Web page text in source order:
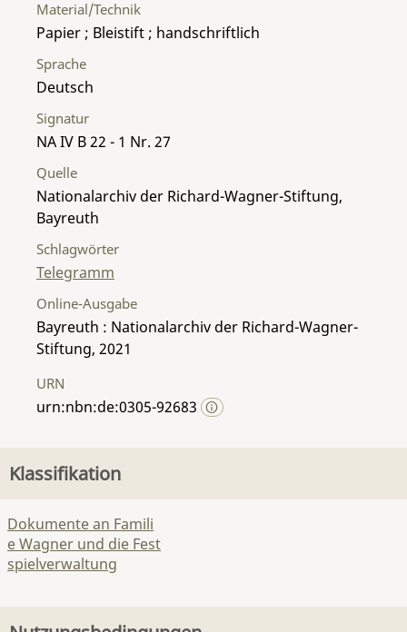
Material/Technik
Papier ; Bleistift ; handschriftlich
Sprache
Deutsch
Signatur
NA IV B 22 - 1 Nr. 27
Quelle
Nationalarchiv der Richard-Wagner-Stiftung,
Bayreuth
Schlagwörter
Telegramm
Online-Ausgabe
Bayreuth : Nationalarchiv der Richard-Wagner-
Stiftung, 2021
URN
urn:nbn:de:0305-92683
Klassifikation
Dokumente an Famili
e Wagner und die Fest
spielverwaltung